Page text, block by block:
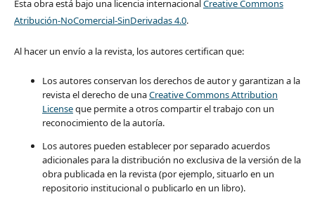
Esta obra está bajo una licencia internacionalCreative Commons
Atribución-NoComercial-SinDerivadas 4.0.
Al hacer un envío a la revista, los autores certifican que:
Los autores conservan los derechos de autor y garantizan a la
revista el derecho de unaCreative Commons Attribution
Licenseque permite a otros compartir el trabajo con un
reconocimiento de la autoría.
Los autores pueden establecer por separado acuerdos
adicionales para la distribución no exclusiva de la versión de la
obra publicada en la revista (por ejemplo, situarlo en un
repositorio institucional o publicarlo en un libro).